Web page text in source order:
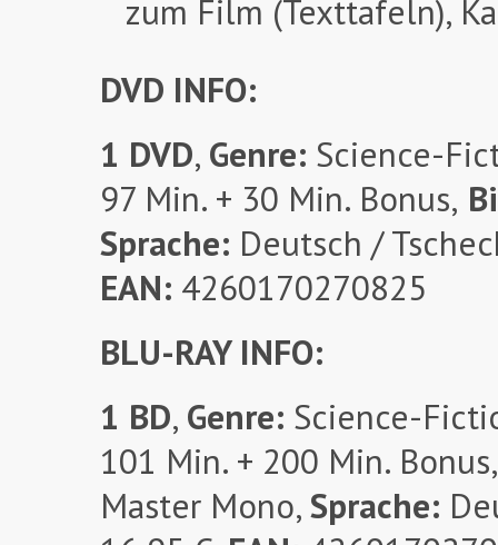
zum Film (Texttafeln),
DVD INFO:
1 DVD, Genre: Science-
97 Min. + 30 Min. Bonus,
Sprache: Deutsch /
EAN: 4260170270825
BLU-RAY INFO:
1 BD, Genre: Science-
101 Min. + 200 Min. Bonus,
Master Mono,Sprache: